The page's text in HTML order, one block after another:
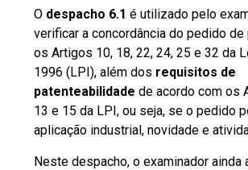
O despacho 6.1 é utilizado pelo
verificar a concordância do pedido
os Artigos 10, 18, 22, 24, 25 e 32 da
1996 (LPI), além dos requisitos de
patenteabilidade de acordo com os
13 e 15 da LPI, ou seja, se o pedido
aplicação industrial, novidade e
Neste despacho, o examinador ainda